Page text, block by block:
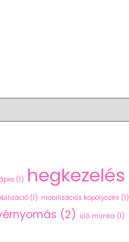
(1) hegkezelés
(1) mobilizációs köpölyözés (1)
(2) ülő munka (1)